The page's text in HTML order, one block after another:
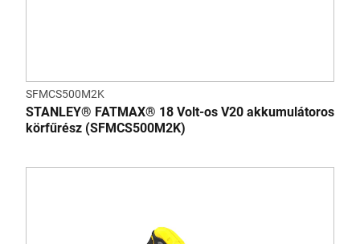
SFMCS500M2K
STANLEY® FATMAX® 18 Volt-os V20 akkumulátoros
körfűrész (SFMCS500M2K)